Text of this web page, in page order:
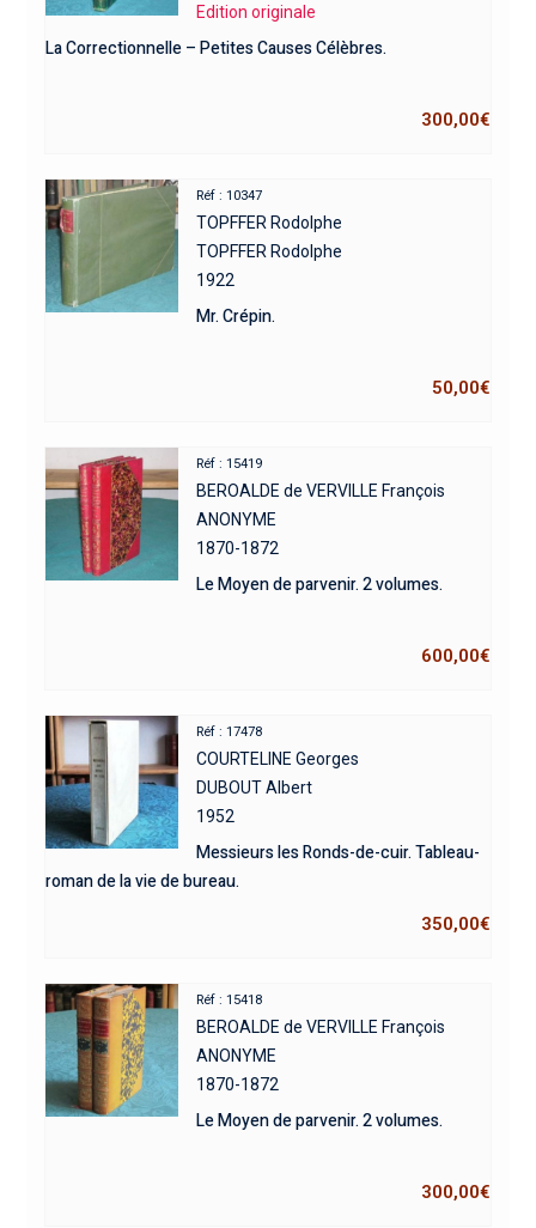
Edition originale
La Correctionnelle – Petites Causes Célèbres.
300,00€
Réf : 10347
TOPFFER Rodolphe
TOPFFER Rodolphe
1922
Mr. Crépin.
50,00€
Réf : 15419
BEROALDE de VERVILLE François
ANONYME
1870-1872
Le Moyen de parvenir. 2 volumes.
600,00€
Réf : 17478
COURTELINE Georges
DUBOUT Albert
1952
Messieurs les Ronds-de-cuir. Tableau-
roman de la vie de bureau.
350,00€
Réf : 15418
BEROALDE de VERVILLE François
ANONYME
1870-1872
Le Moyen de parvenir. 2 volumes.
300,00€